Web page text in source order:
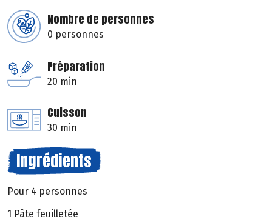
Nombre de personnes
0 personnes
Préparation
20 min
Cuisson
30 min
Ingrédients
Pour 4 personnes
1 Pâte feuilletée